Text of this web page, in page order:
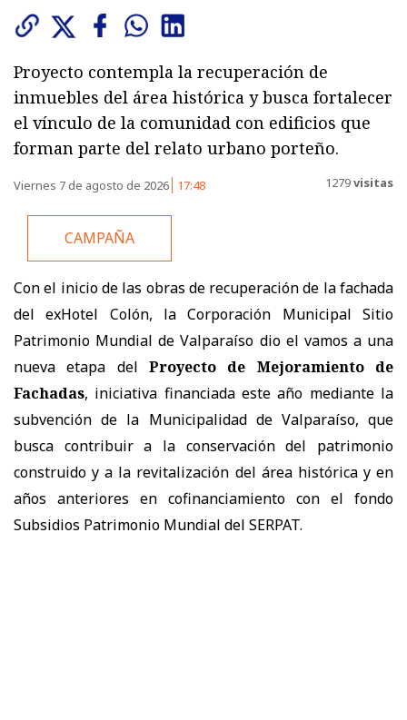
Proyecto contempla la recuperación de
inmuebles del área histórica y busca fortalecer
el vínculo de la comunidad con edificios que
forman parte del relato urbano porteño.
Viernes 7 de agosto de 2026 17:48 1279visitas
CAMPAÑA
Con el inicio de las obras de recuperación de la fachada
del exHotel Colón, la Corporación Municipal Sitio
Patrimonio Mundial de Valparaíso dio el vamos a una
nueva etapa del Proyecto de Mejoramiento de
Fachadas, iniciativa financiada este año mediante la
subvención de la Municipalidad de Valparaíso, que
busca contribuir a la conservación del patrimonio
construido y a la revitalización del área histórica y en
años anteriores en cofinanciamiento con el fondo
Subsidios Patrimonio Mundial del SERPAT.